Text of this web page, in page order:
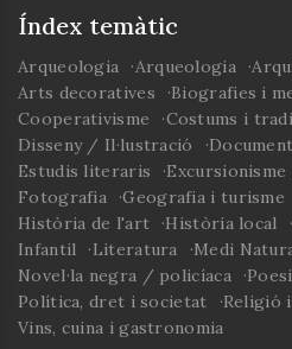
Índex temàtic
Arqueologia Arqueologia
Arts decoratives
Biografies i
Cooperativisme
Costums i
Disseny / Il·lustració
Estudis literaris
Excursionisme
Fotografia
Geografia i turisme
Història de l'art
Història local
Infantil
Literatura Medi
Novel·la negra / policíaca
Política, dret i societat
Religió
Vins, cuina i gastronomia